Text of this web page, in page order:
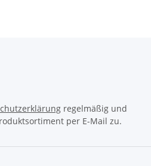
regelmäßig und
per E-Mail zu.